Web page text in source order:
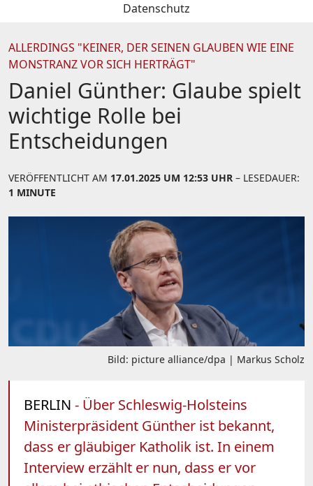
Datenschutz
ALLERDINGS "KEINER, DER SEINEN GLAUBEN WIE EINE
MONSTRANZ VOR SICH HERTRÄGT"
Daniel Günther: Glaube spielt
wichtige Rolle bei
Entscheidungen
VERÖFFENTLICHT AM 17.01.2025 UM 12:53 UHR – LESEDAUER:
1 MINUTE
Bild: picture alliance/dpa | Markus Scholz
BERLIN - Über Schleswig-Holsteins
Ministerpräsident Günther ist bekannt,
dass er gläubiger Katholik ist. In einem
Interview erzählt er nun, dass er vor